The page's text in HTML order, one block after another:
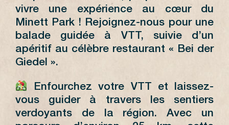
vivre une expérience au cœur du
Minett Park ! Rejoignez-nous pour une
balade guidée à VTT, suivie d’un
apéritif au célèbre restaurant « Bei der
Giedel ».
Enfourchez votre VTT et laissez-
vous guider à travers les sentiers
verdoyants de la région. Avec un